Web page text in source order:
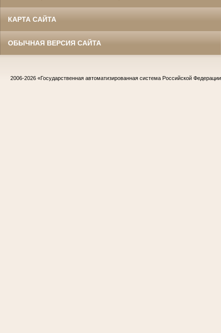
КАРТА САЙТА
ОБЫЧНАЯ ВЕРСИЯ САЙТА
2006-2026 «Государственная автоматизированная система Российской